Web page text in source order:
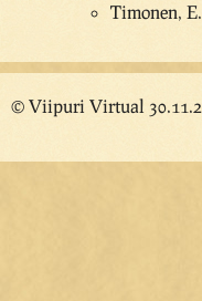
Timonen,
© Viipuri Virtual